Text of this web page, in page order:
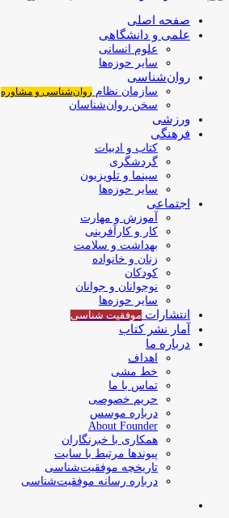
صفحه اصلی
علمی و دانشگاهی
علوم انسانی
سایر حوزه‌ها
روان‌شناسی
سازمان نظام روان‌شناسی و مشاوره
سخن روان‌شناسان
ورزشی
فرهنگی
کتاب و ادبیات
گردشگری
سینما و تلویزیون
سایر حوزه‌ها
اجتماعی
آموزش و مهارت
کار و کارآفرینی
بهداشت و سلامت
زنان و خانواده
کودکان
نوجوانان و جوانان
سایر حوزه‌ها
انتشارات موفقیت‌ شناسی
آمار نشر کتاب
درباره ما
اهداف
خط مشی
تماس با ما
حریم خصوصی
درباره موسس
About Founder
همکاری با خبرنگاران
پیوندها مرتبط با سایت
تاریخچه موفقیت‌شناسی
درباره رسانه موفقیت‌شناسی